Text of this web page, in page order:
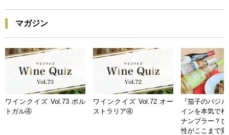
マガジン
ワインクイズ Vol.73 ポル
トガル④
ワインクイズ Vol.72 オー
ストラリア④
『茄子のバジ
インを本気で
ナンプラー？
性がここまで